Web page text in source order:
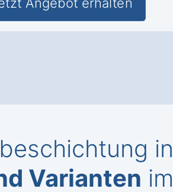
Varianten